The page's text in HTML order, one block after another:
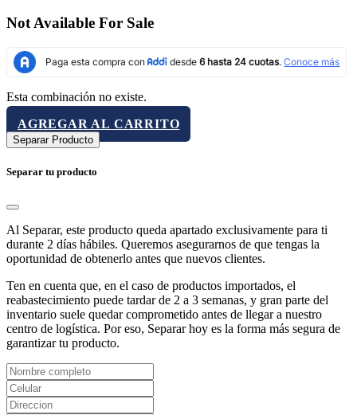
Not Available For Sale
Esta combinación no existe.
AGREGAR AL CARRITO
Separar Producto
Separar tu producto
Al Separar, este producto queda apartado exclusivamente para ti
durante 2 días hábiles. Queremos asegurarnos de que tengas la
oportunidad de obtenerlo antes que nuevos clientes.
Ten en cuenta que, en el caso de productos importados, el
reabastecimiento puede tardar de 2 a 3 semanas, y gran parte del
inventario suele quedar comprometido antes de llegar a nuestro
centro de logística. Por eso, Separar hoy es la forma más segura de
garantizar tu producto.